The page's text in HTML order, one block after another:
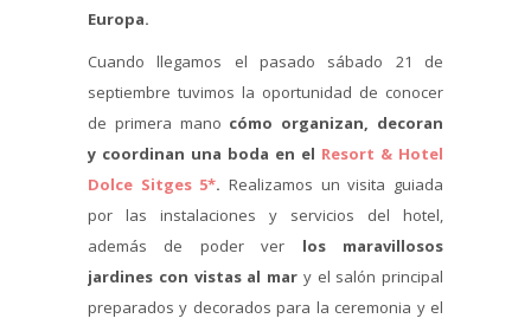
Europa.
Cuando llegamos el pasado sábado 21 de
septiembre tuvimos la oportunidad de conocer
de primera mano cómo organizan, decoran
y coordinan una boda en el Resort & Hotel
Dolce Sitges 5*. Realizamos un visita guiada
por las instalaciones y servicios del hotel,
además de poder ver los maravillosos
jardines con vistas al mar y el salón principal
preparados y decorados para la ceremonia y el